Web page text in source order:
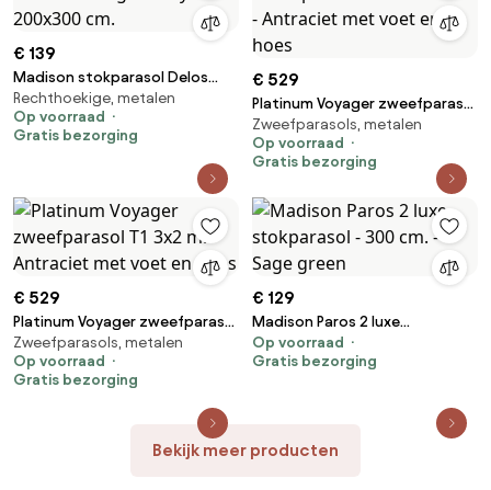
€ 139
Madison stokparasol Delos
luxe Light Grey 200x300 cm.
Rechthoekige, metalen
Op voorraad
Gratis bezorging
€ 529
Platinum Voyager zweefparasol
T1 2.5x2.5 m. - Antraciet met
voet en hoes
Zweefparasols, metalen
Op voorraad
Gratis bezorging
€ 529
Platinum Voyager zweefparasol
T1 3x2 m. - Antraciet met voet
en hoes
Zweefparasols, metalen
Op voorraad
Gratis bezorging
€ 129
Madison Paros 2 luxe
stokparasol - 300 cm. - Sage
green
Op voorraad
Gratis bezorging
Bekijk meer producten